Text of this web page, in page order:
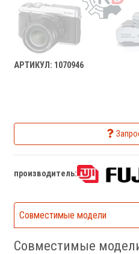
АРТИКУЛ: 1070946
производитель:
Совместимые модели
Совместимые